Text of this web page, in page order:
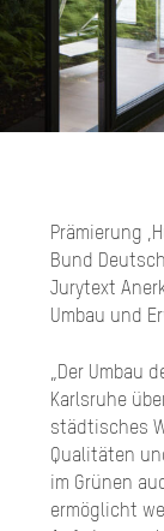
Prämierung
Bund
Jurytext
Umbau und
„Der Umbau
Karlsruhe
städtisches
Qualitäten
im Grünen
ermöglicht